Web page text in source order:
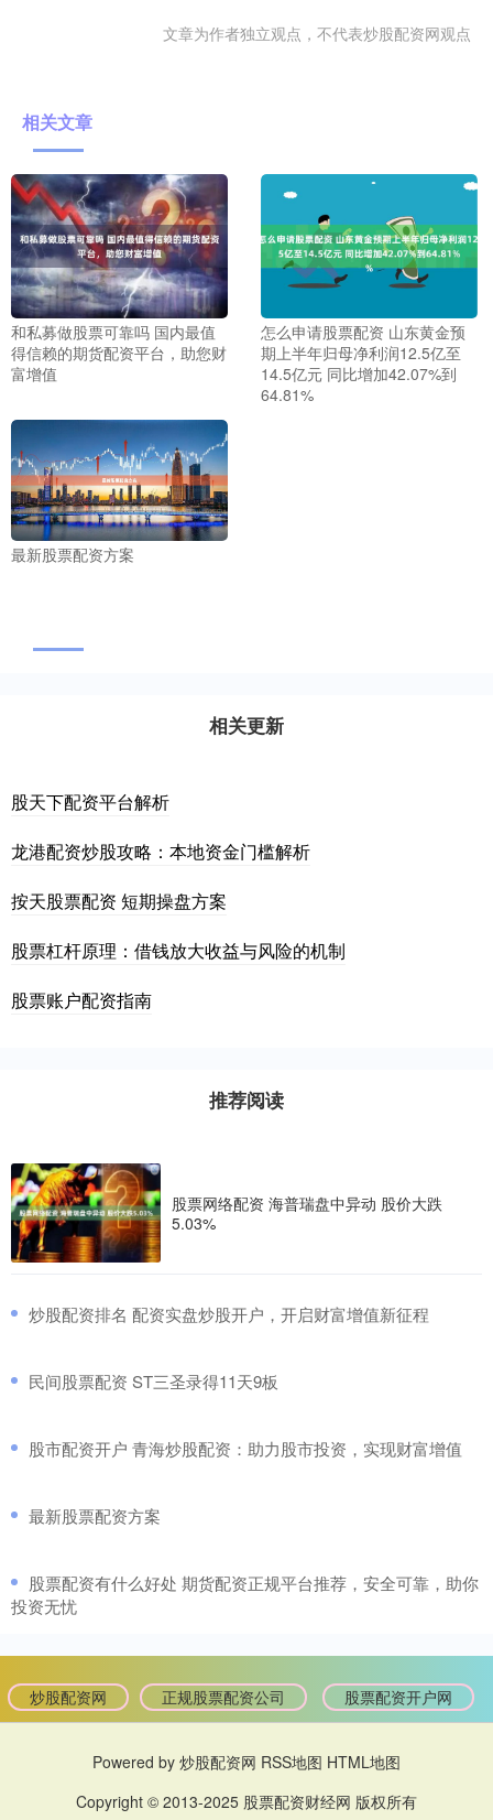
文章为作者独立观点，不代表炒股配资网观点
相关文章
和私募做股票可靠吗 国内最值
得信赖的期货配资平台，助您财
富增值
怎么申请股票配资 山东黄金预
期上半年归母净利润12.5亿至
14.5亿元 同比增加42.07%到
64.81%
最新股票配资方案
相关更新
股天下配资平台解析
龙港配资炒股攻略：本地资金门槛解析
按天股票配资 短期操盘方案
股票杠杆原理：借钱放大收益与风险的机制
股票账户配资指南
推荐阅读
股票网络配资 海普瑞盘中异动 股价大跌
5.03%
​炒股配资排名 配资实盘炒股开户，开启财富增值新征程
​民间股票配资 ST三圣录得11天9板
​股市配资开户 青海炒股配资：助力股市投资，实现财富增值
​最新股票配资方案
​股票配资有什么好处 期货配资正规平台推荐，安全可靠，助你
投资无忧
炒股配资网 正规股票配资公司 股票配资开户网
Powered by 炒股配资网 RSS地图 HTML地图
Copyright © 2013-2025 股票配资财经网 版权所有